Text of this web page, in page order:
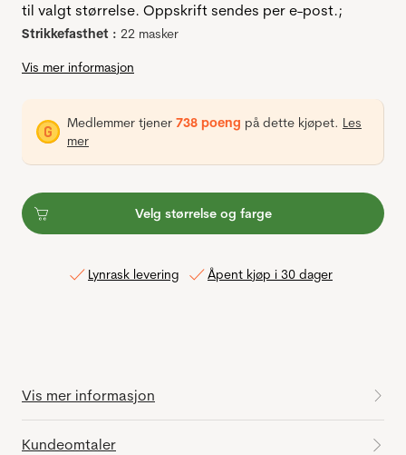
til valgt størrelse. Oppskrift sendes per e-post.;
Strikkefasthet : 22 masker
Vis mer informasjon
Medlemmer tjener 738 poeng på dette kjøpet. Les
mer
Velg størrelse og farge
Lynrask levering Åpent kjøp i 30 dager
Vis mer informasjon
Kundeomtaler